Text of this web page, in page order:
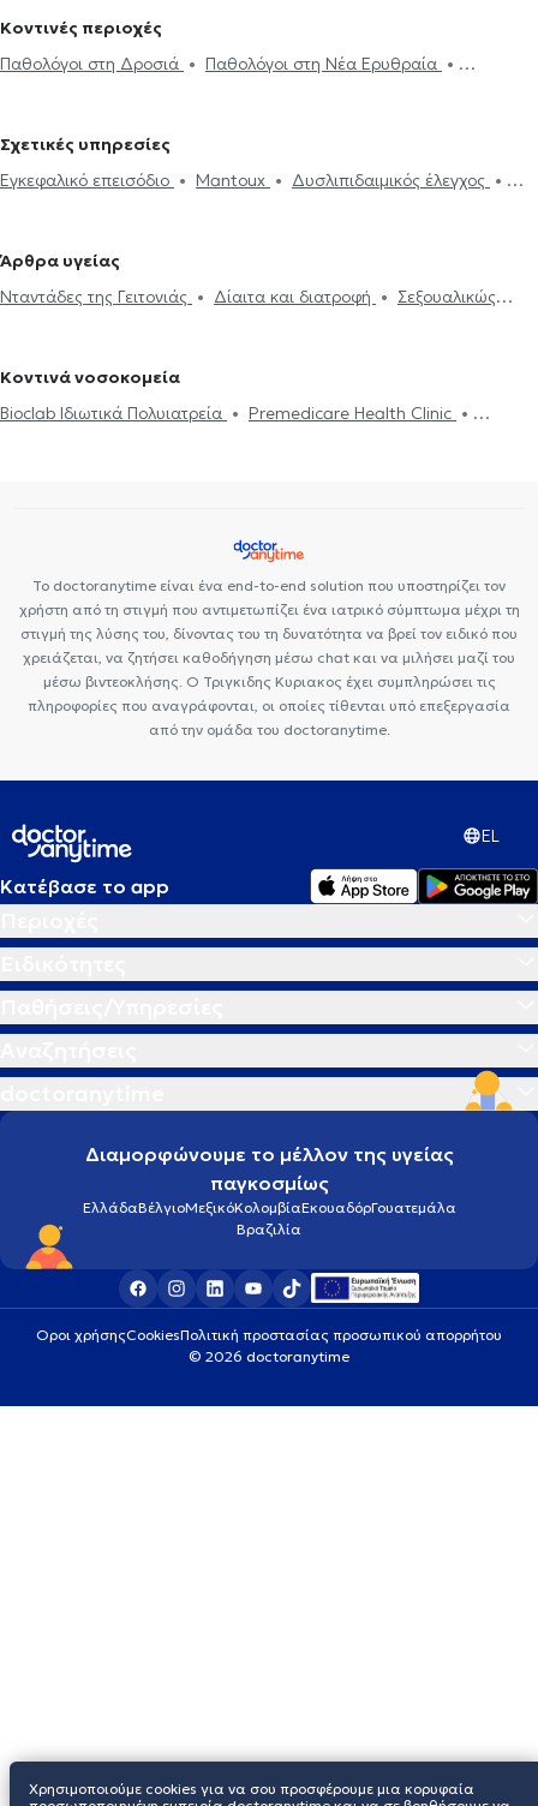
Κοντινές περιοχές
Παθολόγοι στη Δροσιά
Παθολόγοι στη Νέα Ερυθραία
στο Νέο Ηράκλειο
Παθολόγοι στα Βριλήσσια
Μεταμόρφωση
Παθολόγοι στις Αχαρνές
Παθολόγοι στον
Βύρωνα
Παθολόγοι στην Παλλήνη
Παθολόγοι στον Χολαργό
Σχετικές υπηρεσίες
Εγκεφαλικό επεισόδιο
Mantoux
Δυσλιπιδαιμικός έλεγχος
Νταντάδες της Γειτονιάς
Διαβήτης
Holter πίεσης Δίπλωμα Οδήγησης
Strep test
Άρθρα υγείας
Νταντάδες της Γειτονιάς
Δίαιτα και διατροφή
Σεξουαλικώς
Ιλαρά
Πνευμονία
Κοντινά νοσοκομεία
Bioclab Ιδιωτικά Πολυιατρεία
Premedicare Health Clinic
Το doctoranytime είναι ένα end-to-end solution που υποστηρίζει τον
χρήστη από τη στιγμή που αντιμετωπίζει ένα ιατρικό σύμπτωμα μέχρι τη
στιγμή της λύσης του, δίνοντας του τη δυνατότητα να βρεί τον ειδικό που
χρειάζεται, να ζητήσει καθοδήγηση μέσω chat και να μιλήσει μαζί του
μέσω βιντεοκλήσης. Ο Τριγκιδης Κυριακος έχει συμπληρώσει τις
πληροφορίες που αναγράφονται, οι οποίες τίθενται υπό επεξεργασία
από την ομάδα του doctoranytime.
EL
Κατέβασε το app
Διαμορφώνουμε το μέλλον της υγείας
παγκοσμίως
ΕλλάδαΒέλγιοΜεξικόΚολομβίαΕκουαδόρΓουατεμάλα
Βραζιλία
Οροι χρήσηςCookiesΠολιτική προστασίας προσωπικού απορρήτου
© 2026 doctoranytime
Χρησιμοποιούμε cookies για να σου προσφέρουμε μια κορυφαία